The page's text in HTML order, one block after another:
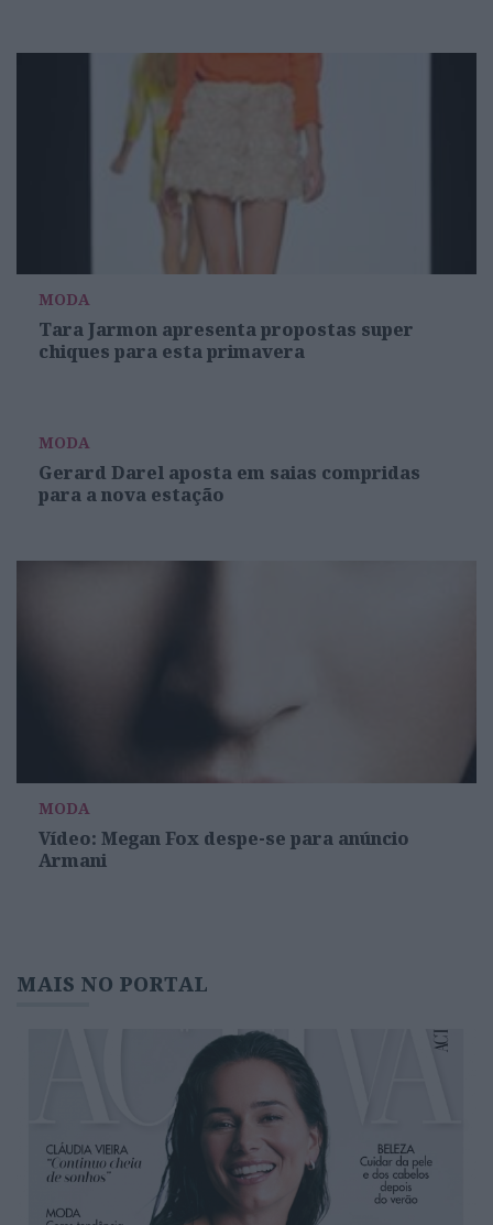
MODA
Tara Jarmon apresenta propostas super
chiques para esta primavera
MODA
Gerard Darel aposta em saias compridas
para a nova estação
MODA
Vídeo: Megan Fox despe-se para anúncio
Armani
MAIS NO PORTAL